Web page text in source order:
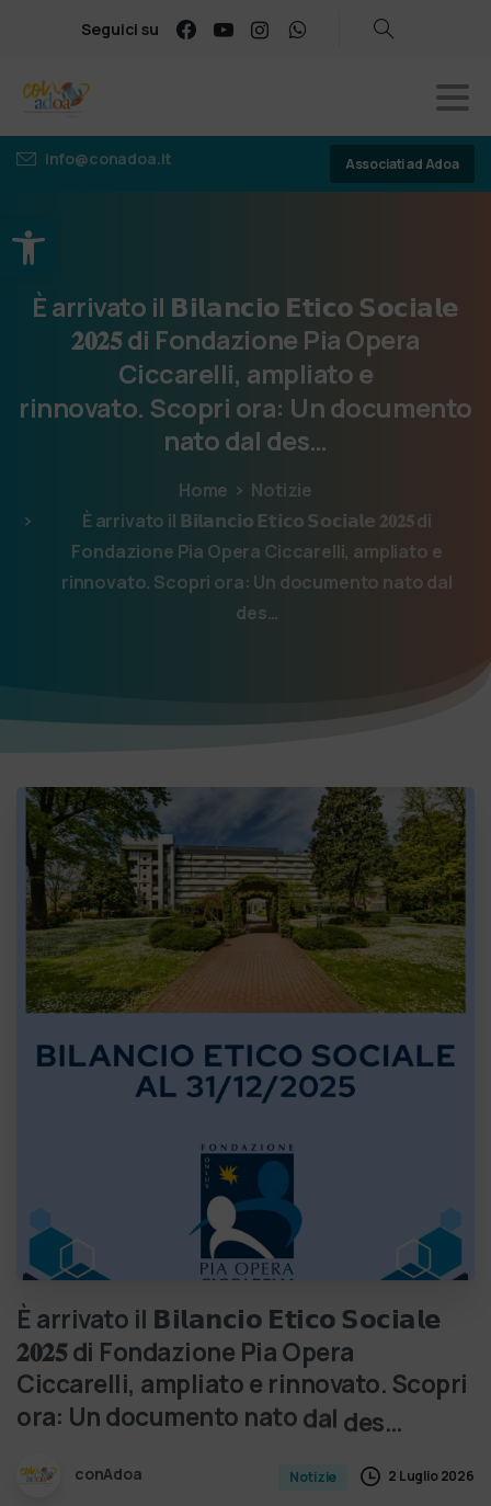
Apri la barra degli strumenti
Seguici su
info@conadoa.it Associati ad Adoa
Èarrivato il 𝗕𝗶𝗹𝗮𝗻𝗰𝗶𝗼 𝗘𝘁𝗶𝗰𝗼 𝗦𝗼𝗰𝗶𝗮𝗹𝗲
𝟐𝟎𝟐𝟓di Fondazione PiaOpera
Ciccarelli, ampliatoe
rinnovato. Scopri ora: Undocumento
natodal des…
Home
Notizie
È arrivato il 𝗕𝗶𝗹𝗮𝗻𝗰𝗶𝗼 𝗘𝘁𝗶𝗰𝗼 𝗦𝗼𝗰𝗶𝗮𝗹𝗲 𝟐𝟎𝟐𝟓 di
Fondazione Pia Opera Ciccarelli, ampliato e
rinnovato. Scopri ora: Un documento nato dal
des…
Èarrivato il 𝗕𝗶𝗹𝗮𝗻𝗰𝗶𝗼 𝗘𝘁𝗶𝗰𝗼 𝗦𝗼𝗰𝗶𝗮𝗹𝗲
𝟐𝟎𝟐𝟓di Fondazione PiaOpera
Ciccarelli, ampliatoe rinnovato. Scopri
ora: Undocumento natodal des…
conAdoa Notizie 2 Luglio 2026